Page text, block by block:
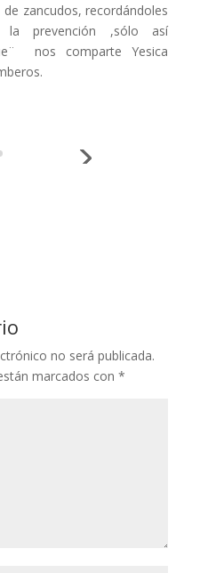
zancudos, recordándoles
prevención ,sólo así
nos comparte Yesica
no será publicada.
marcados con *